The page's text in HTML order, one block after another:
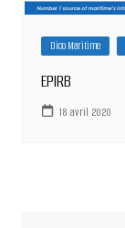
Dico Maritime
EPIRB
18 avril 2020